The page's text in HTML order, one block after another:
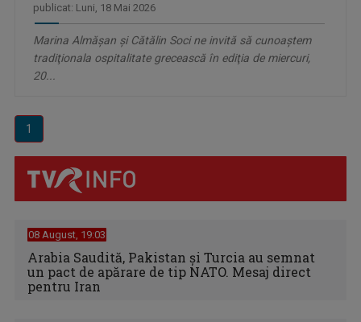
publicat: Luni, 18 Mai 2026
Marina Almăşan şi Cătălin Soci ne invită să cunoaştem
tradiţionala ospitalitate grecească în ediţia de miercuri,
20...
1
08 August, 19:03
Arabia Saudită, Pakistan și Turcia au semnat
un pact de apărare de tip NATO. Mesaj direct
pentru Iran